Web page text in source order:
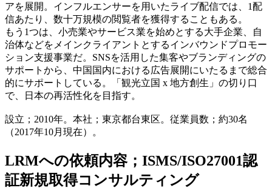
アを展開。インフルエンサーを用いたライブ配信では、1配
信あたり、数十万規模の閲覧者を獲得することもある。
もう1つは、小売業やサービス業を始めとする大手企業、自
治体などをメインクライアントとするインバウンドプロモー
ション支援事業だ。SNSを活用した集客やブランディングの
サポートから、中国国内における広告展開にいたるまで総合
的にサポートしている。「観光立国 x 地方創生」の切り口
で、日本の再活性化を目指す。
設立；2010年。本社；東京都台東区。従業員数；約30名
（2017年10月現在）。
LRMへの依頼内容；ISMS/ISO27001認
証新規取得コンサルティング